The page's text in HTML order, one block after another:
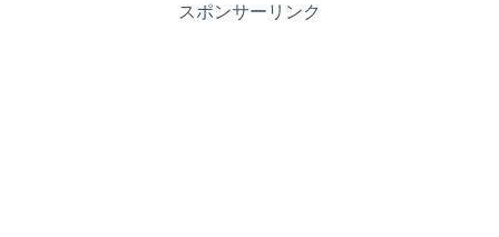
スポンサーリンク